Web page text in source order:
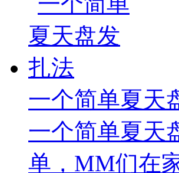
一个简单夏天
一个简单夏天
单，MM们在